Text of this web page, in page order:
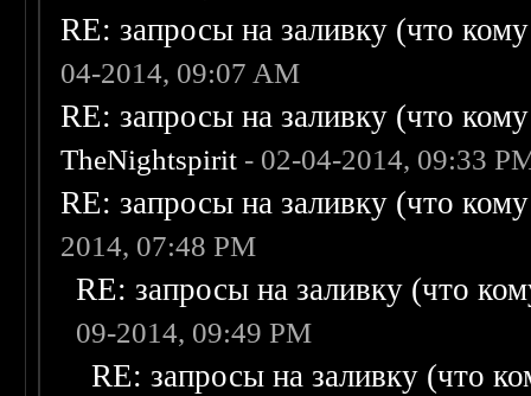
RE: запросы на заливку (что
04-2014, 09:07 AM
RE: запросы на заливку (что
TheNightspirit - 02-04-2014, 09:33
RE: запросы на заливку (что
2014, 07:48 PM
RE: запросы на заливку (что
09-2014, 09:49 PM
RE: запросы на заливку (что